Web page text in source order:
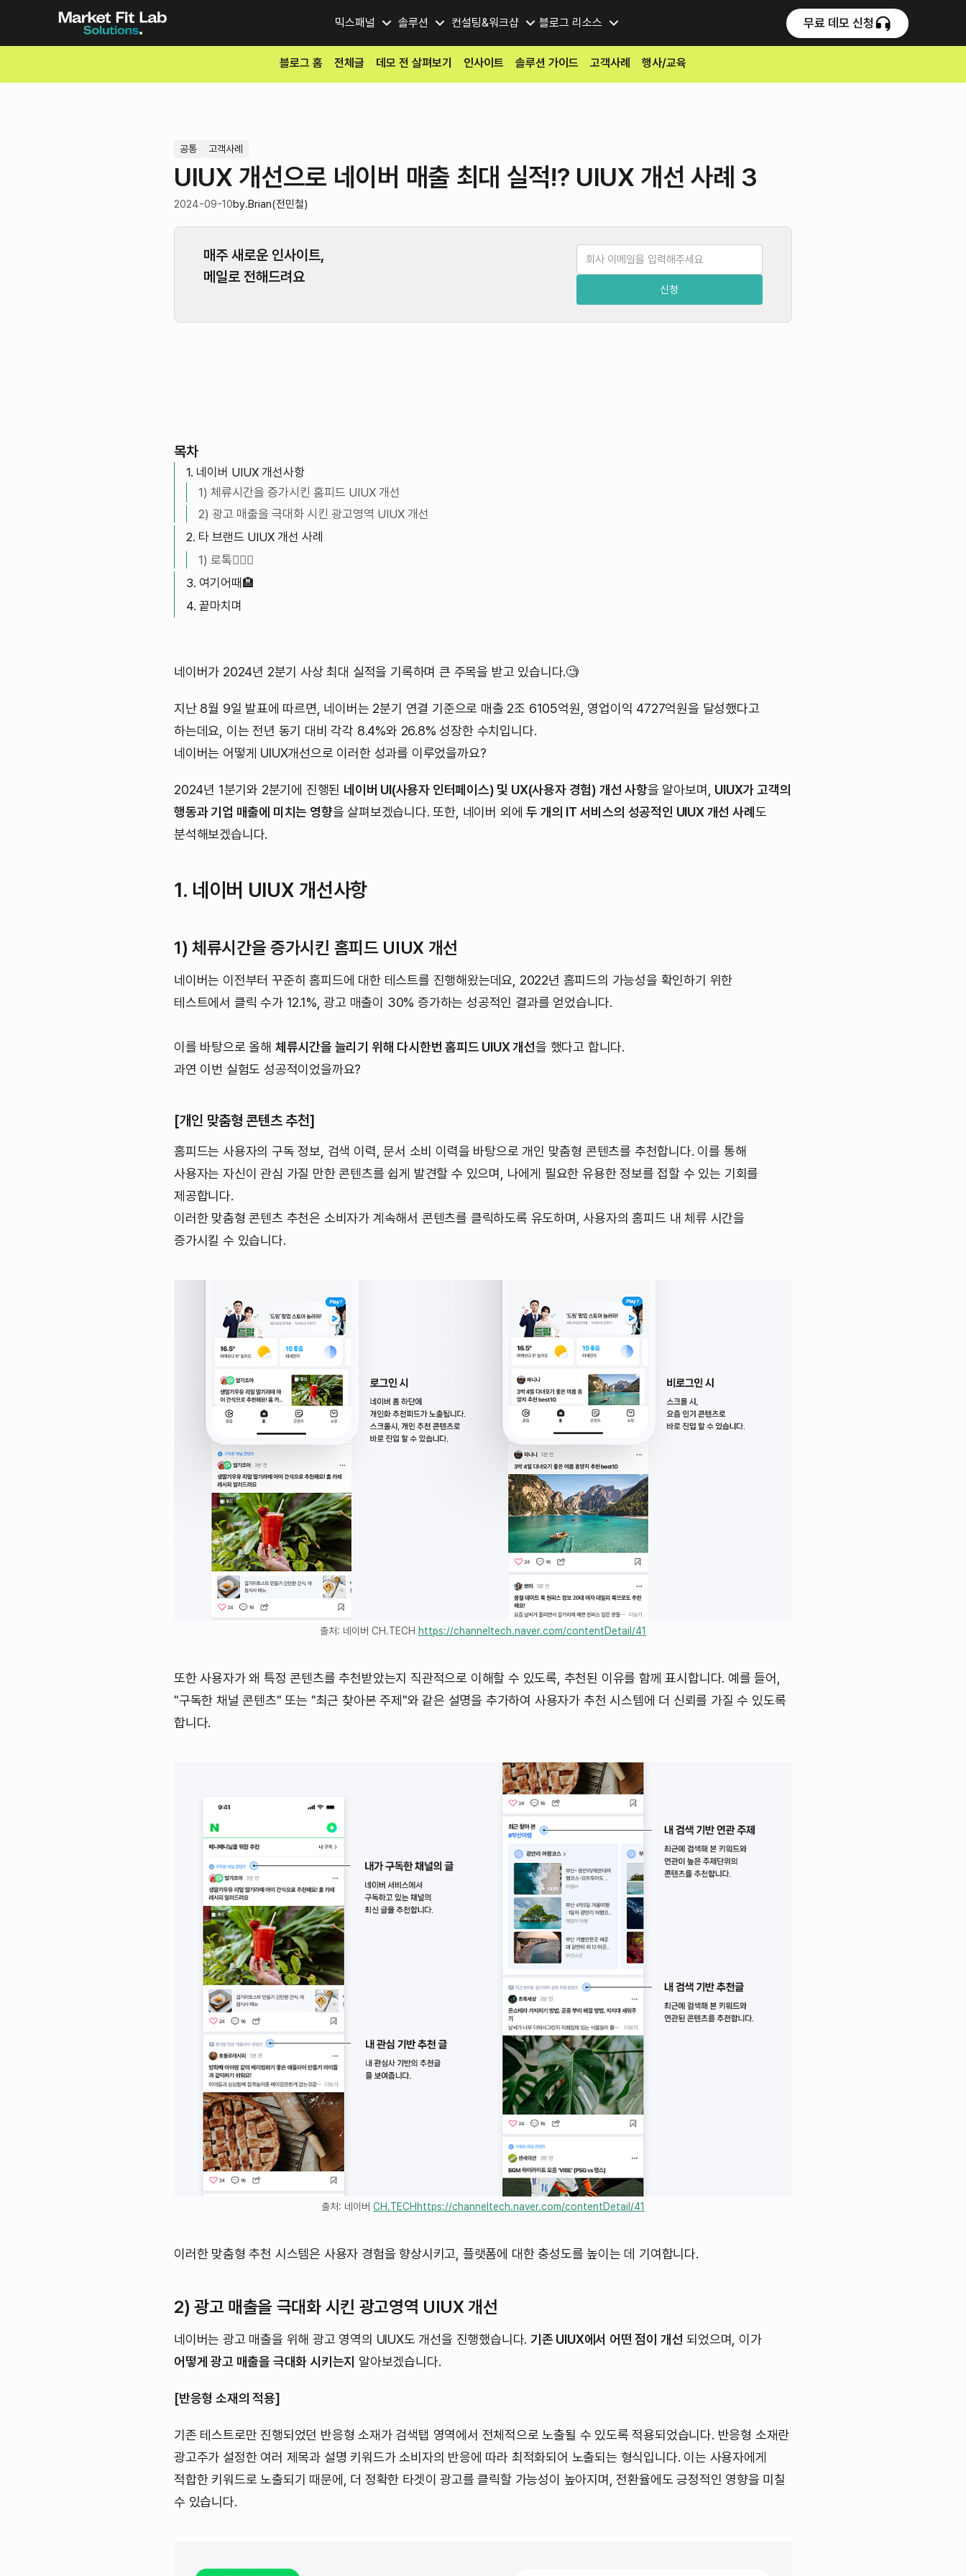
믹스패널 솔루션 컨설팅&워크샵 블로그 리소스 무료 데모 신청
블로그 홈 전체글 데모 전 살펴보기 인사이트 솔루션 가이드 고객사례 행사/교육
공통 고객사례
UIUX 개선으로 네이버 매출 최대 실적!? UIUX 개선 사례 3
2024-09-10by.Brian(전민철)
매주 새로운 인사이트,
메일로 전해드려요
목차
1. 네이버 UIUX 개선사항
1) 체류시간을 증가시킨 홈피드 UIUX 개선
2) 광고 매출을 극대화 시킨 광고영역 UIUX 개선
2. 타 브랜드 UIUX 개선 사례
1) 로톡🧑🏻‍⚖️
3. 여기어때🏨
4. 끝마치며
네이버가 2024년 2분기 사상 최대 실적을 기록하며 큰 주목을 받고 있습니다.🧐
지난 8월 9일 발표에 따르면, 네이버는 2분기 연결 기준으로 매출 2조 6105억원, 영업이익 4727억원을 달성했다고
하는데요, 이는 전년 동기 대비 각각 8.4%와 26.8% 성장한 수치입니다.
네이버는 어떻게 UIUX개선으로 이러한 성과를 이루었을까요?
2024년 1분기와 2분기에 진행된 네이버 UI(사용자 인터페이스) 및 UX(사용자 경험) 개선 사항을 알아보며, UIUX가 고객의
행동과 기업 매출에 미치는 영향을 살펴보겠습니다. 또한, 네이버 외에두 개의 IT 서비스의 성공적인 UIUX 개선 사례 도
분석해보겠습니다.
1. 네이버 UIUX 개선사항
1) 체류시간을 증가시킨 홈피드 UIUX 개선
네이버는 이전부터 꾸준히 홈피드에 대한 테스트를 진행해왔는데요, 2022년 홈피드의 가능성을 확인하기 위한
테스트에서 클릭 수가 12.1%, 광고 매출이 30% 증가하는 성공적인 결과를 얻었습니다.
이를 바탕으로 올해 체류시간을 늘리기 위해 다시한번 홈피드 UIUX 개선을 했다고 합니다.
과연 이번 실험도 성공적이었을까요?
[개인 맞춤형 콘텐츠 추천]
홈피드는 사용자의 구독 정보, 검색 이력, 문서 소비 이력을 바탕으로 개인 맞춤형 콘텐츠를 추천합니다. 이를 통해
사용자는 자신이 관심 가질 만한 콘텐츠를 쉽게 발견할 수 있으며, 나에게 필요한 유용한 정보를 접할 수 있는 기회를
제공합니다.
이러한 맞춤형 콘텐츠 추천은 소비자가 계속해서 콘텐츠를 클릭하도록 유도하며, 사용자의 홈피드 내 체류 시간을
증가시킬 수 있습니다.
출처: 네이버 CH.TECH https://channeltech.naver.com/contentDetail/41
또한 사용자가 왜 특정 콘텐츠를 추천받았는지 직관적으로 이해할 수 있도록, 추천된 이유를 함께 표시합니다. 예를 들어,
"구독한 채널 콘텐츠" 또는 "최근 찾아본 주제"와 같은 설명을 추가하여 사용자가 추천 시스템에 더 신뢰를 가질 수 있도록
합니다.
출처: 네이버 CH.TECH https://channeltech.naver.com/contentDetail/41
이러한 맞춤형 추천 시스템은 사용자 경험을 향상시키고, 플랫폼에 대한 충성도를 높이는 데 기여합니다.
2) 광고 매출을 극대화 시킨 광고영역 UIUX 개선
네이버는 광고 매출을 위해 광고 영역의 UIUX도 개선을 진행했습니다. 기존 UIUX에서 어떤 점이 개선 되었으며, 이가
어떻게 광고 매출을 극대화 시키는지 알아보겠습니다.
[반응형 소재의 적용]
기존 테스트로만 진행되었던 반응형 소재가 검색탭 영역에서 전체적으로 노출될 수 있도록 적용되었습니다. 반응형 소재란
광고주가 설정한 여러 제목과 설명 키워드가 소비자의 반응에 따라 최적화되어 노출되는 형식입니다. 이는 사용자에게
적합한 키워드로 노출되기 때문에, 더 정확한 타겟이 광고를 클릭할 가능성이 높아지며, 전환율에도 긍정적인 영향을 미칠
수 있습니다.